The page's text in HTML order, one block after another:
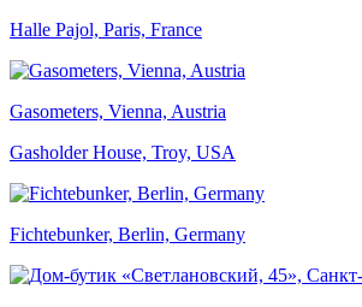
Halle Pajol, Paris, France
Gasometers, Vienna, Austria
Gasholder House, Troy, USA
Fichtebunker, Berlin, Germany